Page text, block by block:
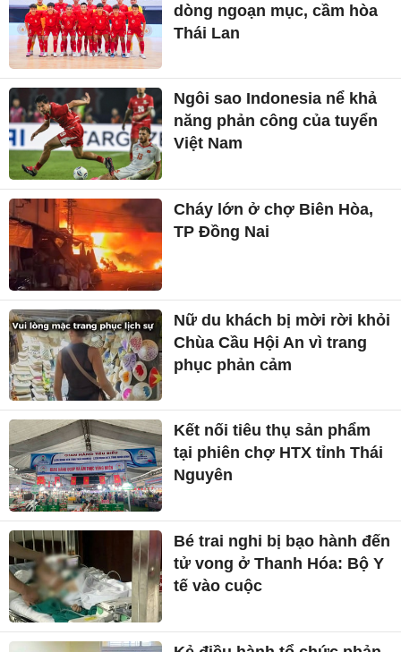
dòng ngoạn mục, cầm hòa
Thái Lan
Ngôi sao Indonesia nể khả
năng phản công của tuyển
Việt Nam
Cháy lớn ở chợ Biên Hòa,
TP Đồng Nai
Nữ du khách bị mời rời khỏi
Chùa Cầu Hội An vì trang
phục phản cảm
Kết nối tiêu thụ sản phẩm
tại phiên chợ HTX tỉnh Thái
Nguyên
Bé trai nghi bị bạo hành đến
tử vong ở Thanh Hóa: Bộ Y
tế vào cuộc